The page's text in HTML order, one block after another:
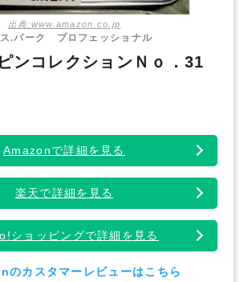
出典:www.amazon.co.jp
.パーク プロフェッショナル
ンコレクションＮｏ．31
Amazonで詳細を見る
楽天で詳細を見る
ショッピングで詳細を見る
カスタマーレビューはこちら